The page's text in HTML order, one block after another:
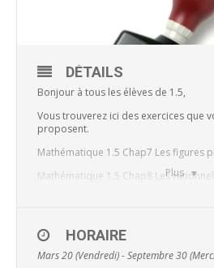
Plus
DÉTAILS
Bonjour à tous les élèves de 1.5,
Vous trouverez ici des exercices que
proposent.
Mathématique 1.5 Chap7 Les figures
Mathématique 1.5 Chap8 Les
HORAIRE
Mars 20 (Vendredi) - Septembre 30